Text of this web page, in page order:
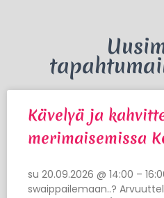
Kävelyä ja
merimaisemissa
su 20.09.2026 @ 14:00 –
swaippailemaan..?